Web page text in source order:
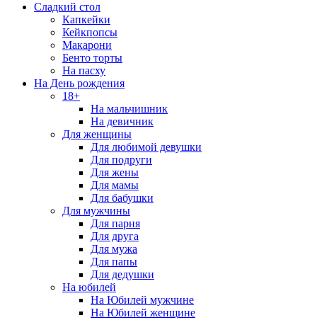
Сладкий стол
Капкейки
Кейкпопсы
Макарони
Бенто торты
На пасху
На День рождения
18+
На мальчишник
На девичник
Для женщины
Для любимой девушки
Для подруги
Для жены
Для мамы
Для бабушки
Для мужчины
Для парня
Для друга
Для мужа
Для папы
Для дедушки
На юбилей
На Юбилей мужчине
На Юбилей женщине